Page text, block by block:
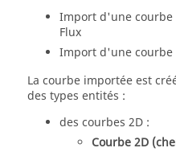
Import d'une
Flux
Import d'une
La courbe importée est
des types entités :
des courbes 2D :
Courbe 2D